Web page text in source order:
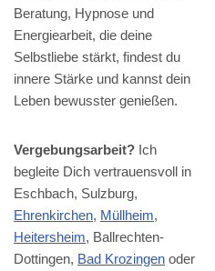
Beratung, Hypnose und
Energiearbeit, die deine
Selbstliebe stärkt, findest du
innere Stärke und kannst dein
Leben bewusster genießen.
Vergebungsarbeit? Ich
begleite Dich vertrauensvoll in
Eschbach, Sulzburg,
Ehrenkirchen, Müllheim,
Heitersheim, Ballrechten-
Dottingen, Bad Krozingen oder